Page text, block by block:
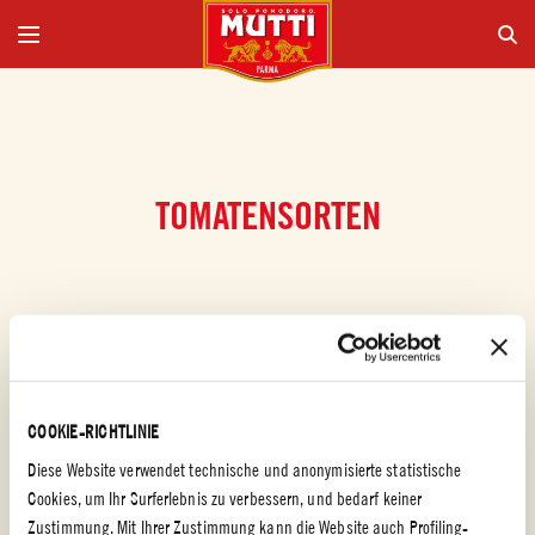
COOKIE-RICHTLINIE
Diese Website verwendet technische und anonymisierte statistische
Cookies, um Ihr Surferlebnis zu verbessern, und bedarf keiner
Zustimmung. Mit Ihrer Zustimmung kann die Website auch Profiling-
TOMATENSORTEN